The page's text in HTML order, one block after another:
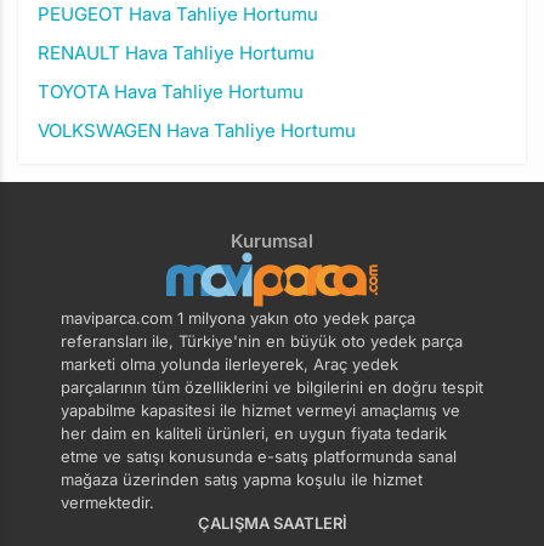
PEUGEOT Hava Tahliye Hortumu
RENAULT Hava Tahliye Hortumu
TOYOTA Hava Tahliye Hortumu
VOLKSWAGEN Hava Tahliye Hortumu
Kurumsal
maviparca.com 1 milyona yakın oto yedek parça
referansları ile, Türkiye'nin en büyük oto yedek parça
marketi olma yolunda ilerleyerek, Araç yedek
parçalarının tüm özelliklerini ve bilgilerini en doğru tespit
yapabilme kapasitesi ile hizmet vermeyi amaçlamış ve
her daim en kaliteli ürünleri, en uygun fiyata tedarik
etme ve satışı konusunda e-satış platformunda sanal
mağaza üzerinden satış yapma koşulu ile hizmet
vermektedir.
ÇALIŞMA SAATLERI